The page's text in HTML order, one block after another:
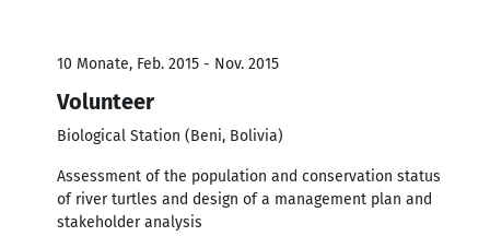
10 Monate, Feb. 2015 - Nov. 2015
Volunteer
Biological Station (Beni, Bolivia)
Assessment of the population and conservation status
of river turtles and design of a management plan and
stakeholder analysis